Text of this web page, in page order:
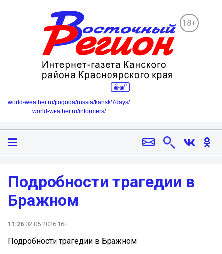
18+
world-weather.ru/pogoda/russia/kansk/7days/
world-weather.ru/informers/
Подробности трагедии в
Бражном
11:26 02.05.2026 16+
Подробности трагедии в Бражном